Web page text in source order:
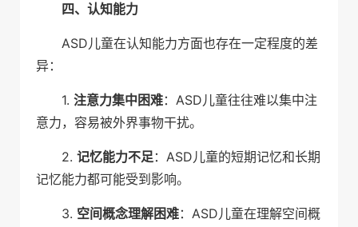
四、认知能力
ASD儿童在认知能力方面也存在一定程度的差
异：
1. 注意力集中困难：ASD儿童往往难以集中注
意力，容易被外界事物干扰。
2. 记忆能力不足：ASD儿童的短期记忆和长期
记忆能力都可能受到影响。
3. 空间概念理解困难：ASD儿童在理解空间概